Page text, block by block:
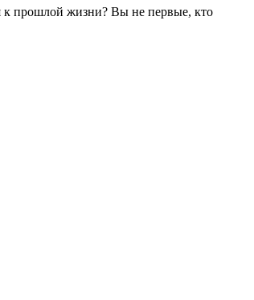
к прошлой жизни? Вы не первые, кто